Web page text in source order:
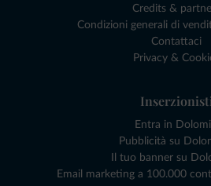
Credits &
Condizioni generali di
Contattaci
Privacy &
Entra in
Pubblicità su
Il tuo banner su
Email marketing a 100.000